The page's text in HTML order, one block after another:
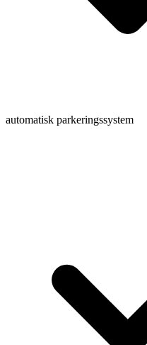
automatisk parkeringssystem